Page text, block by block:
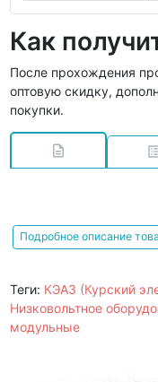
Как
После прохождения
оптовую скидку,
покупки.
Подробное описание
Теги: КЭАЗ (Курский
Низковольтное
модульные